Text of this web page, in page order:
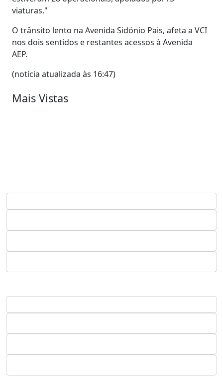
viaturas."
O trânsito lento na Avenida Sidónio Pais, afeta a VCI
nos dois sentidos e restantes acessos à Avenida
AEP.
(notícia atualizada às 16:47)
Mais Vistas